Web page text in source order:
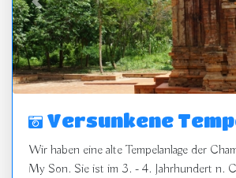
zurück
Versunkene
Wir haben eine alte Tempelanlage der
My Son. Sie ist im 3. - 4. Jahrhundert n.